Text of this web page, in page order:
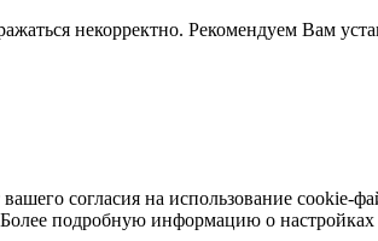
некорректно. Рекомендуем Вам
согласия на использование cookie-
подробную информацию о